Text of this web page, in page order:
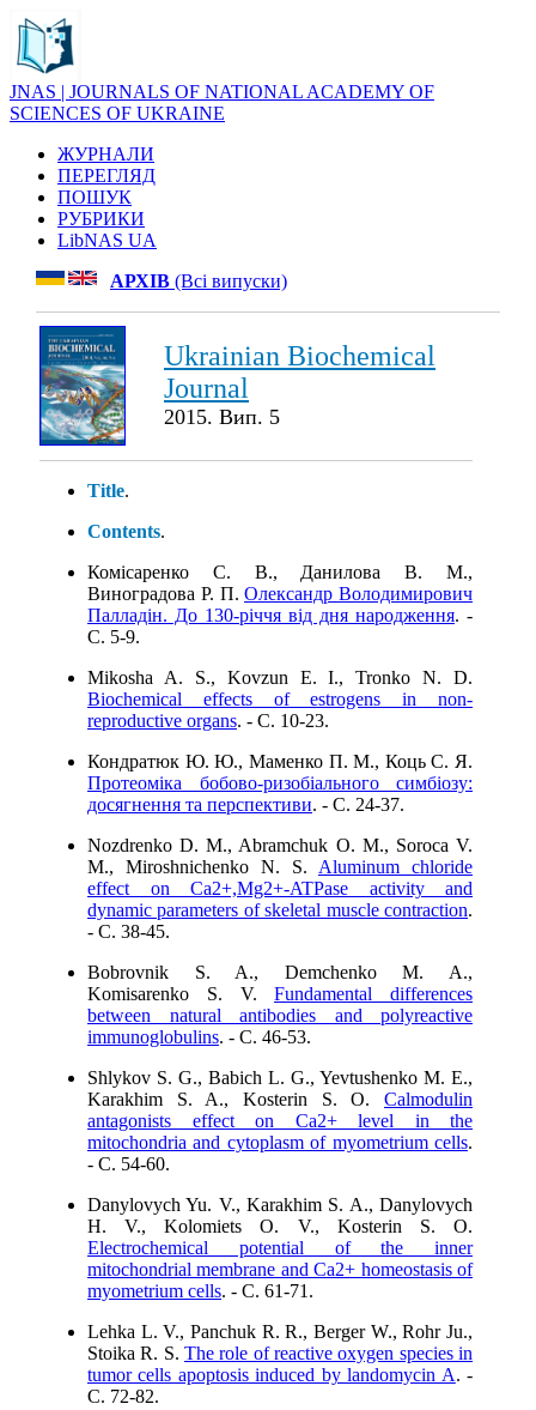
JNAS | JOURNALS OF NATIONAL ACADEMY OF
SCIENCES OF UKRAINE
ЖУРНАЛИ
ПЕРЕГЛЯД
ПОШУК
РУБРИКИ
LibNAS UA
АРХІВ (Всі випуски)
Ukrainian Biochemical
Journal
2015. Вип. 5
Title.
Contents.
Комісаренко С. В., Данилова В. М.,
Виноградова Р. П.Олександр Володимирович
Палладін. До 130-річчя від дня народження. -
C. 5-9.
Mikosha A. S., Kovzun E. I., Tronko N. D.
Biochemical effects of estrogens in non-
reproductive organs. - C. 10-23.
Кондратюк Ю. Ю., Маменко П. М., Коць С. Я.
Протеоміка бобово-ризобіального симбіозу:
досягнення та перспективи. - C. 24-37.
Nozdrenko D. M., Abramchuk O. M., Soroca V.
M., Miroshnichenko N. S. Aluminum chloride
effect on Ca2+,Mg2+-ATPase activity and
dynamic parameters of skeletal muscle contraction.
- C. 38-45.
Bobrovnik S. A., Demchenko M. A.,
Komisarenko S. V.Fundamental differences
between natural antibodies and polyreactive
immunoglobulins. - C. 46-53.
Shlykov S. G., Babich L. G., Yevtushenko M. E.,
Karakhim S. A., Kosterin S. O. Calmodulin
antagonists effect on Ca2+ level in the
mitochondria and cytoplasm of myometrium cells.
- C. 54-60.
Danylovych Yu. V., Karakhim S. A., Danylovych
H. V., Kolomiets O. V., Kosterin S. O.
Electrochemical potential of the inner
mitochondrial membrane and Ca2+ homeostasis of
myometrium cells. - C. 61-71.
Lehka L. V., Panchuk R. R., Berger W., Rohr Ju.,
Stoika R. S. The role of reactive oxygen species in
tumor cells apoptosis induced by landomycin A. -
C. 72-82.